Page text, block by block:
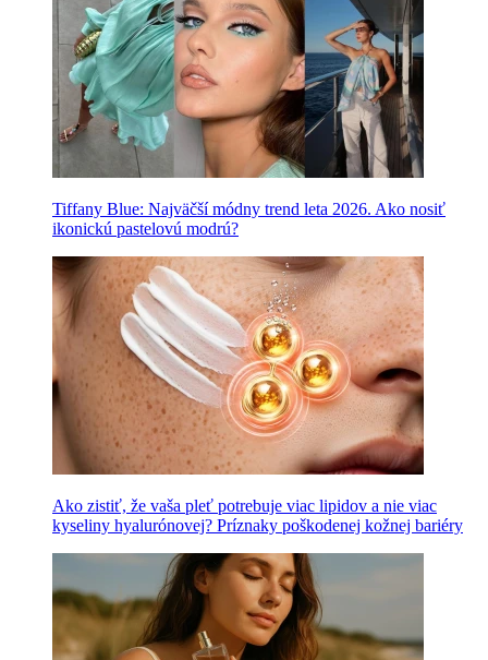
Tiffany Blue: Najväčší módny trend leta 2026. Ako nosiť
ikonickú pastelovú modrú?
Ako zistiť, že vaša pleť potrebuje viac lipidov a nie viac
kyseliny hyalurónovej? Príznaky poškodenej kožnej bariéry